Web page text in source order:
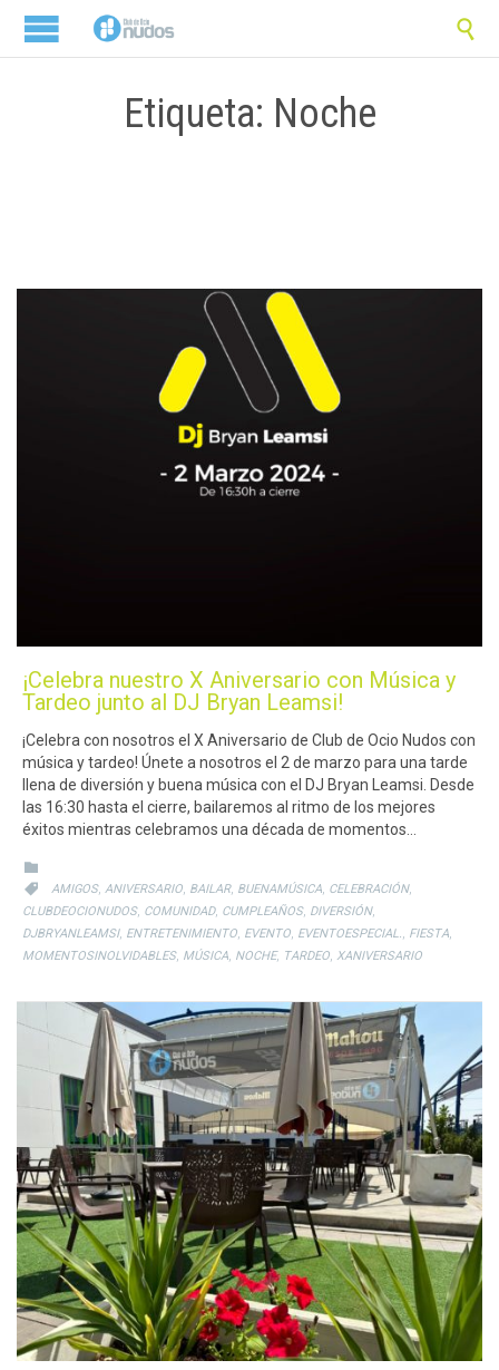

Etiqueta: Noche
¡Celebra nuestro X Aniversario con Música y
Tardeo junto al DJ Bryan Leamsi!
¡Celebra con nosotros el X Aniversario de Club de Ocio Nudos con
música y tardeo! Únete a nosotros el 2 de marzo para una tarde
llena de diversión y buena música con el DJ Bryan Leamsi. Desde
las 16:30 hasta el cierre, bailaremos al ritmo de los mejores
éxitos mientras celebramos una década de momentos…

 CATEGORY
AMIGOS, ANIVERSARIO, BAILAR, BUENAMÚSICA, CELEBRACIÓN,
CLUBDEOCIONUDOS, COMUNIDAD, CUMPLEAÑOS, DIVERSIÓN,
DJBRYANLEAMSI, ENTRETENIMIENTO, EVENTO, EVENTOESPECIAL., FIESTA,
MOMENTOSINOLVIDABLES, MÚSICA, NOCHE, TARDEO, XANIVERSARIO